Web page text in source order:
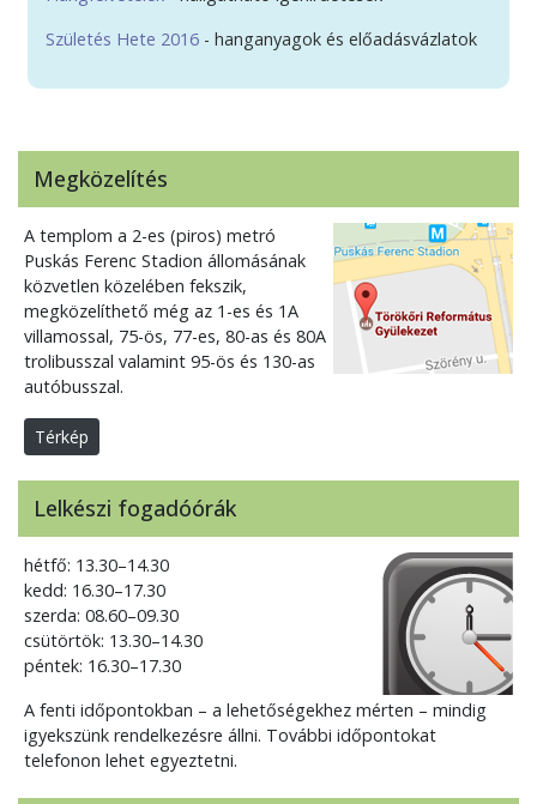
Születés Hete 2016 - hanganyagok és előadásvázlatok
Megközelítés
A templom a 2-es (piros) metró
Puskás Ferenc Stadion állomásának
közvetlen közelében fekszik,
megközelíthető még az 1-es és 1A
villamossal, 75-ös, 77-es, 80-as és 80A
trolibusszal valamint 95-ös és 130-as
autóbusszal.
Térkép
Lelkészi fogadóórák
hétfő: 13.30–14.30
kedd: 16.30–17.30
szerda: 08.60–09.30
csütörtök: 13.30–14.30
péntek: 16.30–17.30
A fenti időpontokban – a lehetőségekhez mérten – mindig
igyekszünk rendelkezésre állni. További időpontokat
telefonon lehet egyeztetni.